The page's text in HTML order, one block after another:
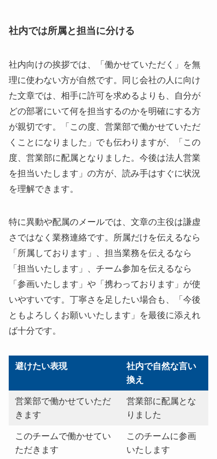
社内では所属と担当に分ける
社内向けの挨拶では、「働かせていただく」を無
理に使わない方が自然です。同じ会社の人に向け
た文章では、相手に許可を求めるよりも、自分が
どの部署にいて何を担当するのかを明確にする方
が親切です。「この度、営業部で働かせていただ
くことになりました」でも伝わりますが、「この
度、営業部に配属となりました。今後は法人営業
を担当いたします」の方が、読み手はすぐに状況
を理解できます。
特に異動や配属のメールでは、文章の主役は謙虚
さではなく業務連絡です。所属だけを伝えるなら
「所属しております」、担当業務を伝えるなら
「担当いたします」、チーム参加を伝えるなら
「参画いたします」や「携わっております」が使
いやすいです。丁寧さを足したい場合も、「今後
ともよろしくお願いいたします」を最後に添えれ
ば十分です。
避けたい表現
社内で自然な言い
換え
営業部で働かせていただ
きます
営業部に配属とな
りました
このチームで働かせてい
ただきます
このチームに参画
いたします